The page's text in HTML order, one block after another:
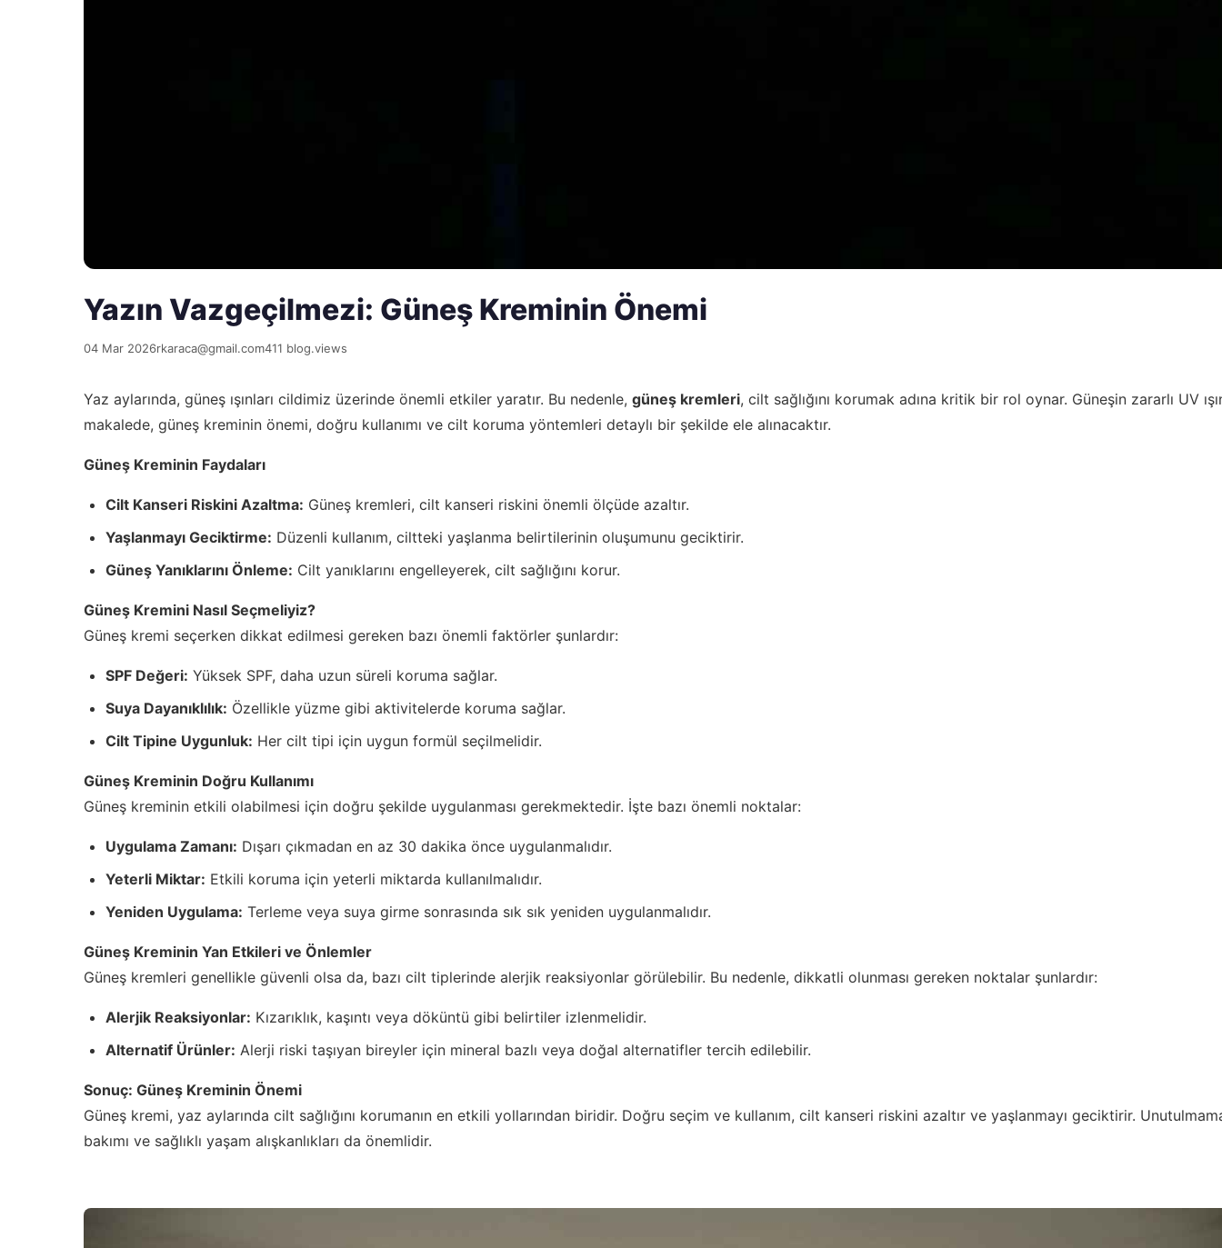
Yazın Vazgeçilmezi: Güneş Kreminin Önemi
04 Mar 2026rkaraca@gmail.com411 blog.views
Yaz aylarında, güneş ışınları cildimiz üzerinde önemli etkiler yaratır. Bu nedenle, güneş kremleri, cilt sağlığını korumak adına kritik bir rol oynar. Güneşin zararlı UV
makalede, güneş kreminin önemi, doğru kullanımı ve cilt koruma yöntemleri detaylı bir şekilde ele alınacaktır.
Güneş Kreminin Faydaları
Cilt Kanseri Riskini Azaltma: Güneş kremleri, cilt kanseri riskini önemli ölçüde azaltır.
Yaşlanmayı Geciktirme: Düzenli kullanım, ciltteki yaşlanma belirtilerinin oluşumunu geciktirir.
Güneş Yanıklarını Önleme: Cilt yanıklarını engelleyerek, cilt sağlığını korur.
Güneş Kremini Nasıl Seçmeliyiz?
Güneş kremi seçerken dikkat edilmesi gereken bazı önemli faktörler şunlardır:
SPF Değeri: Yüksek SPF, daha uzun süreli koruma sağlar.
Suya Dayanıklılık: Özellikle yüzme gibi aktivitelerde koruma sağlar.
Cilt Tipine Uygunluk: Her cilt tipi için uygun formül seçilmelidir.
Güneş Kreminin Doğru Kullanımı
Güneş kreminin etkili olabilmesi için doğru şekilde uygulanması gerekmektedir. İşte bazı önemli noktalar:
Uygulama Zamanı: Dışarı çıkmadan en az 30 dakika önce uygulanmalıdır.
Yeterli Miktar: Etkili koruma için yeterli miktarda kullanılmalıdır.
Yeniden Uygulama: Terleme veya suya girme sonrasında sık sık yeniden uygulanmalıdır.
Güneş Kreminin Yan Etkileri ve Önlemler
Güneş kremleri genellikle güvenli olsa da, bazı cilt tiplerinde alerjik reaksiyonlar görülebilir. Bu nedenle, dikkatli olunması gereken noktalar şunlardır:
Alerjik Reaksiyonlar: Kızarıklık, kaşıntı veya döküntü gibi belirtiler izlenmelidir.
Alternatif Ürünler: Alerji riski taşıyan bireyler için mineral bazlı veya doğal alternatifler tercih edilebilir.
Sonuç: Güneş Kreminin Önemi
Güneş kremi, yaz aylarında cilt sağlığını korumanın en etkili yollarından biridir. Doğru seçim ve kullanım, cilt kanseri riskini azaltır ve yaşlanmayı geciktirir.
bakımı ve sağlıklı yaşam alışkanlıkları da önemlidir.